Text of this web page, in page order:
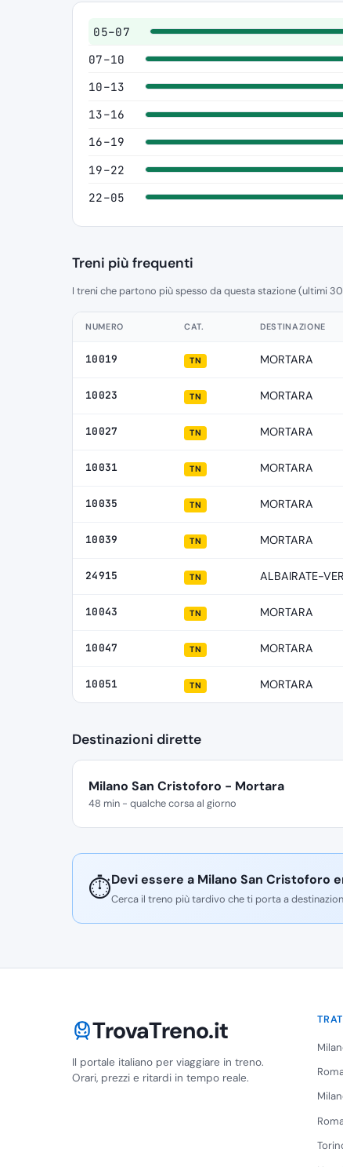
05–07
07–10
10–13
13–16
16–19
19–22
22–05
Treni più frequenti
I treni che partono più spesso da questa stazione (ultimi
NUMERO CAT. DESTINAZIONE
10019 TN MORTARA
10023 TN MORTARA
10027 TN MORTARA
10031 TN MORTARA
10035 TN MORTARA
10039 TN MORTARA
24915 TN ALBAIRATE-
10043 TN MORTARA
10047 TN MORTARA
10051 TN MORTARA
Destinazioni dirette
Milano San Cristoforo - Mortara
48 min - qualche corsa al giorno
⏱️Devi essere a Milano San Cristoforo
Cerca il treno più tardivo che ti porta a
TrovaTreno.it
Il portale italiano per viaggiare in treno.
Orari, prezzi e ritardi in tempo reale.